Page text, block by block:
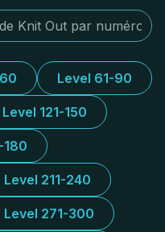
Level 61-90
Level 121-150
180
Level 211-240
Level 271-300